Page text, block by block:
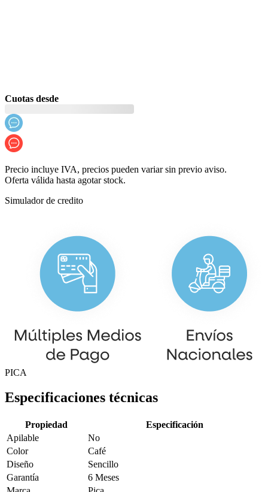
Cuotas desde
Precio incluye IVA, precios pueden variar sin previo aviso.
Oferta válida hasta agotar stock.
Simulador de credito
PICA
Especificaciones técnicas
Propiedad
Especificación
Apilable
No
Color
Café
Diseño
Sencillo
Garantía
6 Meses